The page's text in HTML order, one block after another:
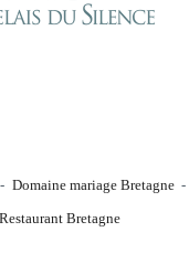
Domaine mariage Bretagne
Bretagne